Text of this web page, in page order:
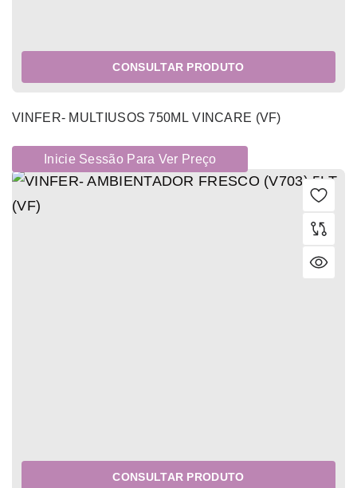
CONSULTAR PRODUTO
VINFER- MULTIUSOS 750ML VINCARE (VF)
Inicie Sessão Para Ver Preço
CONSULTAR PRODUTO